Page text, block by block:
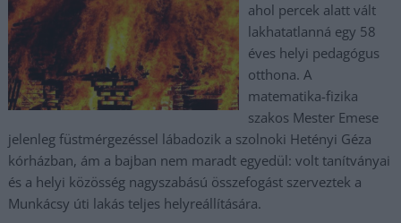
ahol percek alatt vált
lakhatatlanná egy 58
éves helyi pedagógus
otthona. A
matematika-fizika
szakos Mester Emese
jelenleg füstmérgezéssel lábadozik a szolnoki Hetényi Géza
kórházban, ám a bajban nem maradt egyedül: volt tanítványai
és a helyi közösség nagyszabású összefogást szerveztek a
Munkácsy úti lakás teljes helyreállítására.